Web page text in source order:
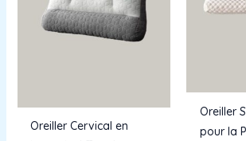
Oreiller Cervical en
Oreiller
pour la